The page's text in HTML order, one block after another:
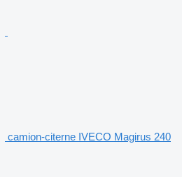
camion-citerne IVECO Magirus 240